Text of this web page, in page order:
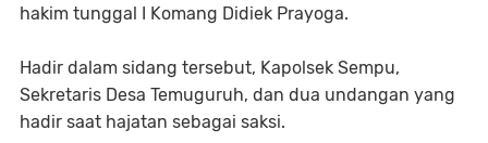
hakim tunggal I Komang Didiek Prayoga.
Hadir dalam sidang tersebut, Kapolsek Sempu,
Sekretaris Desa Temuguruh, dan dua undangan yang
hadir saat hajatan sebagai saksi.